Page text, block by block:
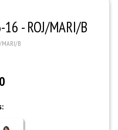
16 - ROJ/MARI/B
MARI/B